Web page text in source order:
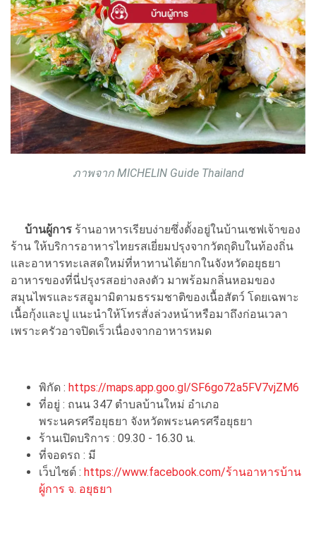
ภาพจาก MICHELIN Guide Thailand
บ้านผู้การ ร้านอาหารเรียบง่ายซึ่งตั้งอยู่ในบ้านเชฟเจ้าของ
ร้าน ให้บริการอาหารไทยรสเยี่ยมปรุงจากวัตถุดิบในท้องถิ่น
และอาหารทะเลสดใหม่ที่หาทานได้ยากในจังหวัดอยุธยา
อาหารของที่นี่ปรุงรสอย่างลงตัว มาพร้อมกลิ่นหอมของ
สมุนไพรและรสอูมามิตามธรรมชาติของเนื้อสัตว์ โดยเฉพาะ
เนื้อกุ้งและปู แนะนำให้โทรสั่งล่วงหน้าหรือมาถึงก่อนเวลา
เพราะครัวอาจปิดเร็วเนื่องจากอาหารหมด
พิกัด : https://maps.app.goo.gl/SF6go72a5FV7vjZM6
ที่อยู่ : ถนน 347 ตำบลบ้านใหม่ อำเภอ
พระนครศรีอยุธยา จังหวัดพระนครศรีอยุธยา
ร้านเปิดบริการ : 09.30 - 16.30 น.
ที่จอดรถ : มี
เว็บไซต์ : https://www.facebook.com/ร้านอาหารบ้าน
ผู้การ จ. อยุธยา